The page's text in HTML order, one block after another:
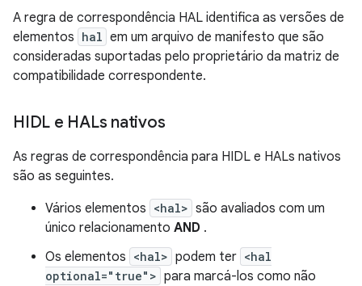
A regra de correspondência HAL identifica as versões de
elementos hal em um arquivo de manifesto que são
consideradas suportadas pelo proprietário da matriz de
compatibilidade correspondente.
HIDL e HALs nativos
As regras de correspondência para HIDL e HALs nativos
são as seguintes.
Vários elementos <hal> são avaliados com um
único relacionamento AND .
Os elementos <hal> podem ter <hal
optional="true"> para marcá-los como não